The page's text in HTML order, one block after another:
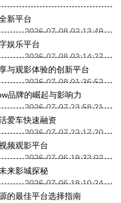
新平台
2026-07-08 02:13:49
娱乐平台
2026-07-08 03:14:27
与观影体验的创新平台
2026-07-08 01:36:52
品牌的崛起与影响力
2026-07-07 23:58:21
爱车快速融资
2026-07-07 22:17:20
频观影平台
2026-07-06 19:33:02
来影城探秘
2026-07-06 18:10:24
的最佳平台选择指南